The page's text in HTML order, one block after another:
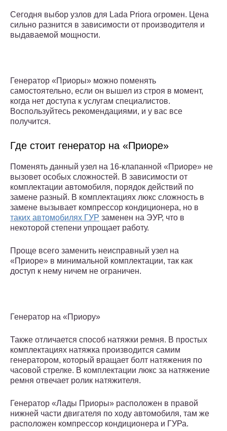
Сегодня выбор узлов для Lada Priora огромен. Цена
сильно разнится в зависимости от производителя и
выдаваемой мощности.
Генератор «Приоры» можно поменять
самостоятельно, если он вышел из строя в момент,
когда нет доступа к услугам специалистов.
Воспользуйтесь рекомендациями, и у вас все
получится.
Где стоит генератор на «Приоре»
Поменять данный узел на 16-клапанной «Приоре» не
вызовет особых сложностей. В зависимости от
комплектации автомобиля, порядок действий по
замене разный. В комплектациях люкс сложность в
замене вызывает компрессор кондиционера, но в
таких автомобилях ГУР заменен на ЭУР, что в
некоторой степени упрощает работу.
Проще всего заменить неисправный узел на
«Приоре» в минимальной комплектации, так как
доступ к нему ничем не ограничен.
Генератор на «Приору»
Также отличается способ натяжки ремня. В простых
комплектациях натяжка производится самим
генератором, который вращает болт натяжения по
часовой стрелке. В комплектации люкс за натяжение
ремня отвечает ролик натяжителя.
Генератор «Лады Приоры» расположен в правой
нижней части двигателя по ходу автомобиля, там же
расположен компрессор кондиционера и ГУРа.